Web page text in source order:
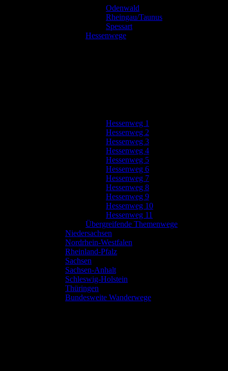
Odenwald
Rheingau/Taunus
Spessart
Hessenwege
Hessenweg 1
Hessenweg 2
Hessenweg 3
Hessenweg 4
Hessenweg 5
Hessenweg 6
Hessenweg 7
Hessenweg 8
Hessenweg 9
Hessenweg 10
Hessenweg 11
Übergreifende Themenwege
Niedersachsen
Nordrhein-Westfalen
Rheinland-Pfalz
Sachsen
Sachsen-Anhalt
Schleswig-Holstein
Thüringen
Bundesweite Wanderwege